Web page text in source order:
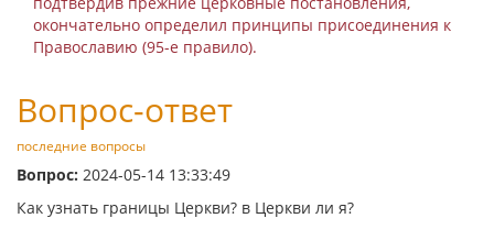
окончательно определил принципы присоединения к
Православию (95-е правило).
Вопрос-ответ
последние вопросы
Вопрос: 2024-05-14 13:33:49
Как узнать границы Церкви? в Церкви ли я?